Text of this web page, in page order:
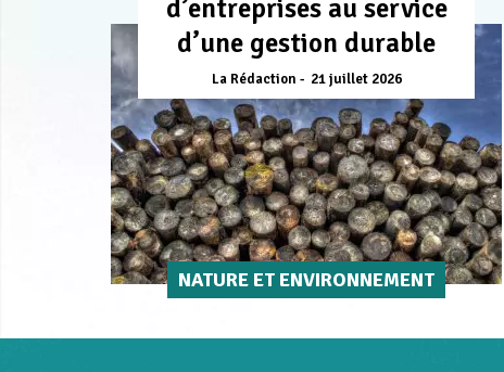
d’entreprises au service
d’une gestion durable
La Rédaction 21 juillet 2026
NATURE ET ENVIRONNEMENT